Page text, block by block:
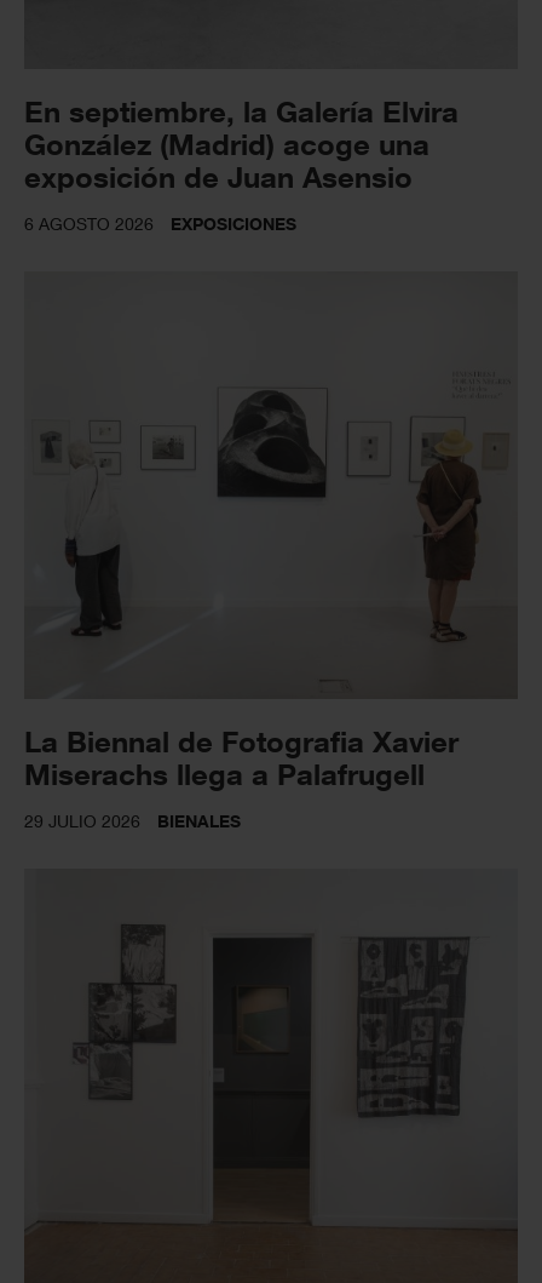
En septiembre, la Galería Elvira
González (Madrid) acoge una
exposición de Juan Asensio
6 AGOSTO 2026 EXPOSICIONES
La Biennal de Fotografia Xavier
Miserachs llega a Palafrugell
29 JULIO 2026 BIENALES